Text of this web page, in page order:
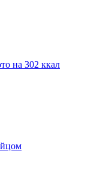
на 302 ккал